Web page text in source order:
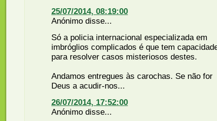
25/07/2014, 08:19:00
Anónimo disse...
Só a policia internacional especializada em
imbróglios complicados é que tem
para resolver casos misteriosos destes.
Andamos entregues às carochas. Se não for
Deus a acudir-nos...
26/07/2014, 17:52:00
Anónimo disse...